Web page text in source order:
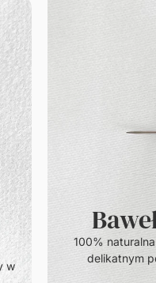
w
100%
delikatnym